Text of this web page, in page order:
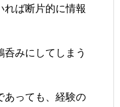
れば断片的に情報
みにしてしまう
あっても、経験の